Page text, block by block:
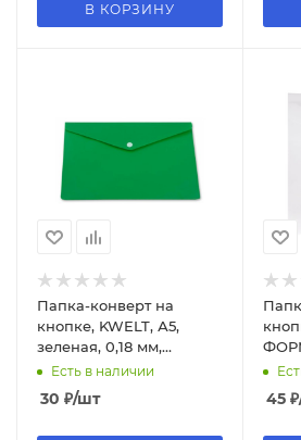
В КОРЗИНУ
Папка-конверт на
кнопке, KWELT, А5,
зеленая, 0,18 мм,
КР-000239
Есть в наличии
30 ₽/шт
А5
45 ₽